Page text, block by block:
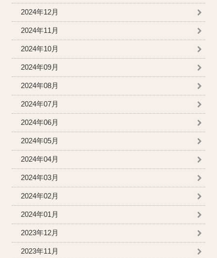
2024年12月
2024年11月
2024年10月
2024年09月
2024年08月
2024年07月
2024年06月
2024年05月
2024年04月
2024年03月
2024年02月
2024年01月
2023年12月
2023年11月